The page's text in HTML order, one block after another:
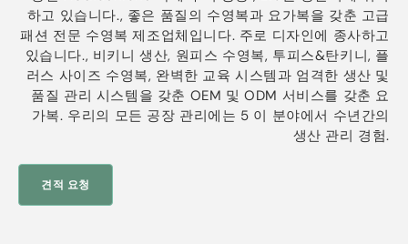
하고 있습니다., 좋은 품질의 수영복과 요가복을 갖춘 고급
패션 전문 수영복 제조업체입니다. 주로 디자인에 종사하고
있습니다., 비키니 생산, 원피스 수영복, 투피스&탄키니, 플
러스 사이즈 수영복, 완벽한 교육 시스템과 엄격한 생산 및
품질 관리 시스템을 갖춘 OEM 및 ODM 서비스를 갖춘 요
가복. 우리의 모든 공장 ​​관리에는 5 이 분야에서 수년간의
생산 관리 경험.
견적 요청